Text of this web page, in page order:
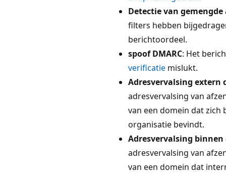
Detectie van gemengde
filters hebben
berichtoordeel.
spoof DMARC: Het
verificatie mislukt.
Adresvervalsing extern
adresvervalsing van
van een domein dat zich
organisatie bevindt.
Adresvervalsing
adresvervalsing van
van een domein dat